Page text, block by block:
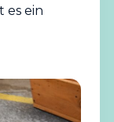
es ein